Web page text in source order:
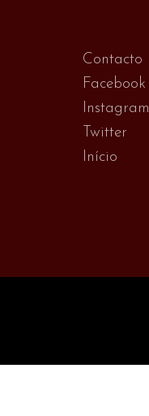
Contacto
Facebook
Instagram
Twitter
Início